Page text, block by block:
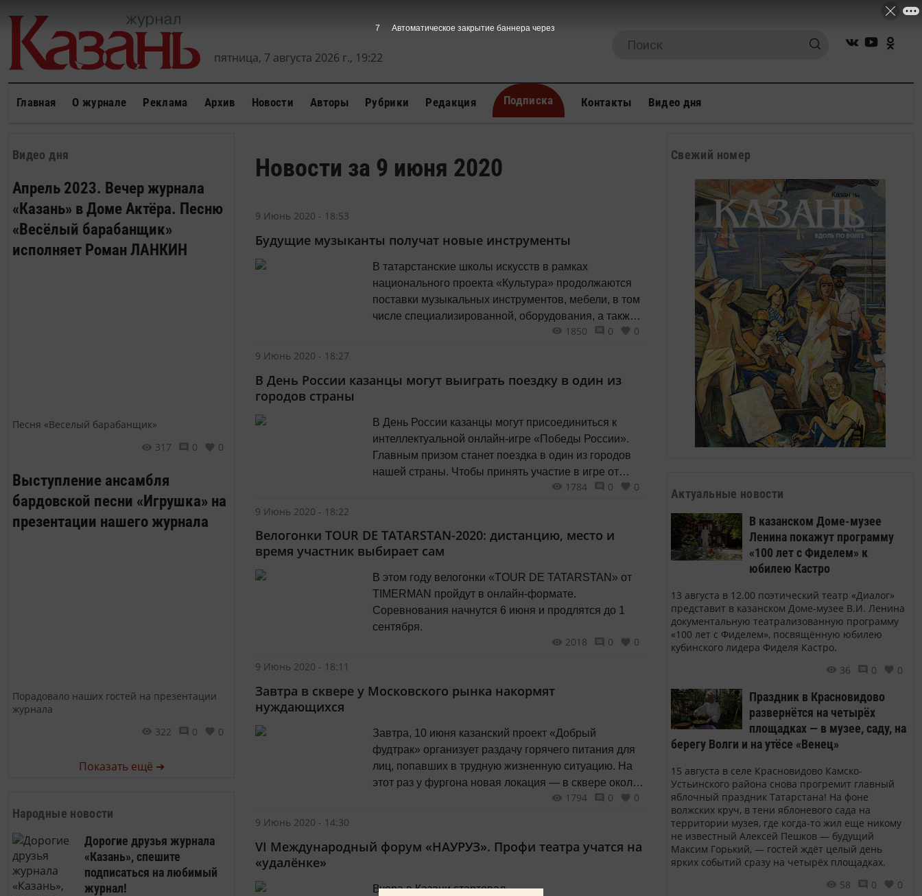
пятница, 7 августа 2026 г., 19:22
Главная О журнале Реклама Архив Новости Авторы Рубрики Редакция Подписка Контакты Видео дня
Видео дня
Апрель 2023. Вечер журнала
«Казань» в Доме Актёра. Песню
«Весёлый барабанщик»
исполняет Роман ЛАНКИН
Песня «Веселый барабанщик»
317
0 0
Выступление ансамбля
бардовской песни «Игрушка» на
презентации нашего журнала
Порадовало наших гостей на презентации
журнала
322
0 0
Показать ещё ➜
Народные новости
Дорогие друзья журнала
«Казань», спешите
подписаться на любимый
журнал!
Новости за 9 июня 2020
9 Июнь 2020 - 18:53
Будущие музыканты получат новые инструменты
В татарстанские школы искусств в рамках
национального проекта «Культура» продолжаются
поставки музыкальных инструментов, мебели, в том
числе специализированной, оборудования, а также
1850 0
0
9 Июнь 2020 - 18:27
В День России казанцы могут выиграть поездку в один из
городов страны
В День России казанцы могут присоединиться к
интеллектуальной онлайн-игре «Победы России».
Главным призом станет поездка в один из городов
нашей страны. Чтобы принять участие в игре от
«Волонтеров Победы», необходимо
соревнованию могут жители старше 14 лет.
1784 0
0
9 Июнь 2020 - 18:22
Велогонки TOUR DE TATARSTAN-2020: дистанцию, место и
время участник выбирает сам
В этом году велогонки «TOUR DE TATARSTAN» от
TIMERMAN пройдут в онлайн-формате.
Соревнования начнутся 6 июня и продлятся до 1
сентября.
2018 0
0
9 Июнь 2020 - 18:11
Завтра в сквере у Московского рынка накормят
нуждающихся
Завтра, 10 июня казанский проект «Добрый
фудтрак» организует раздачу горячего питания для
лиц, попавших в трудную жизненную ситуацию. На
этот раз у фургона новая локация — в сквере около
рынка в Московском районе города. Здесь же
1794 0
0
9 Июнь 2020 - 14:30
VI Международный форум «НАУРУЗ». Профи театра учатся на
«удалёнке»
Вчера в Казани стартовал
Свежий номер
Актуальные новости
В казанском Доме-музее
Ленина покажут программу
«100 лет с Фиделем» к
юбилею Кастро
13 августа в 12.00 поэтический театр «Диалог»
представит в казанском Доме-музее В.И. Ленина
документальную театрализованную программу
«100 лет с Фиделем», посвящённую юбилею
кубинского лидера Фиделя Кастро.
36
0 0
Праздник в Красновидово
развернётся на четырёх
площадках — в музее, саду, на
берегу Волги и на утёсе «Венец»
15 августа в селе Красновидово Камско-
Устьинского района снова прогремит главный
яблочный праздник Татарстана! На фоне
волжских круч, в тени яблоневого сада на
территории музея, где когда-то жил еще никому
не известный Алексей Пешков — будущий
Максим Горький, — гостей ждёт целый день
ярких событий сразу на четырёх площадках.
58
0 0
7 Автоматическое закрытие баннера через